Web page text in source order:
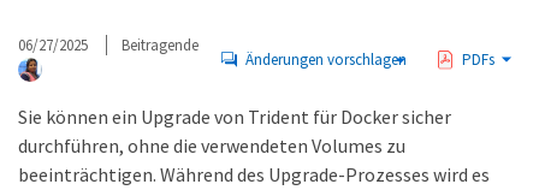
06/27/2025 Beitragende
Änderungen vorschlagen PDFs
Sie können ein Upgrade von Trident für Docker sicher
durchführen, ohne die verwendeten Volumes zu
beeinträchtigen. Während des Upgrade-Prozesses wird es